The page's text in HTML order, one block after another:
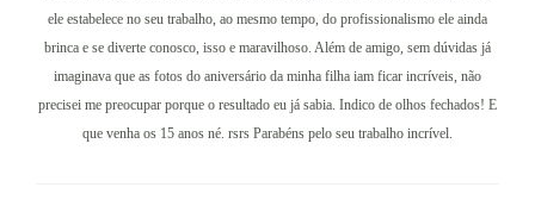
ele estabelece no seu trabalho, ao mesmo tempo, do profissionalismo ele ainda
brinca e se diverte conosco, isso e maravilhoso. Além de amigo, sem dúvidas já
imaginava que as fotos do aniversário da minha filha iam ficar incríveis, não
precisei me preocupar porque o resultado eu já sabia. Indico de olhos fechados! E
que venha os 15 anos né. rsrs Parabéns pelo seu trabalho incrível.